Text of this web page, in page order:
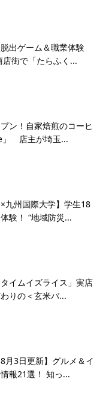
出ゲーム＆職業体験
店街で「たらふく...
ン！自家焙煎のコーヒ
」 店主が埼玉...
×九州国際大学】学生18
験！ “地域防災...
イムイズライス」実店
りの＜玄米バ...
8月3日更新】グルメ＆イ
報21選！ 知っ...